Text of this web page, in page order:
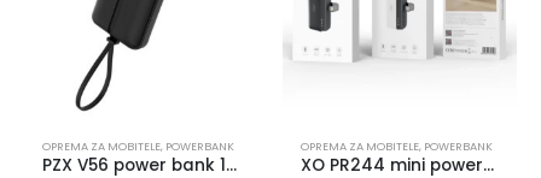
OPREMA ZA MOBITELE, POWERBANK
PZX V56 power bank 10000mAh 30W PD brzo punjenje – kompaktni prenosni punjač
OPREMA ZA MOBITELE, POWERBANK
XO PR244 mini powerbank 5000mAh PD 20W Lightning – kompaktni punjač